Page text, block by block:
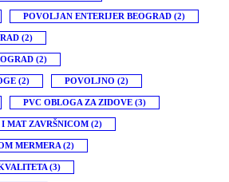
POVOLJAN ENTERIJER BEOGRAD (2)
(2)
(2)
(2) POVOLJNO (2)
PVC OBLOGA ZA ZIDOVE (3)
MAT ZAVRŠNICOM (2)
MERMERA (2)
(3)